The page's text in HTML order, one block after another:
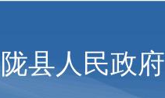
陇县人民政府